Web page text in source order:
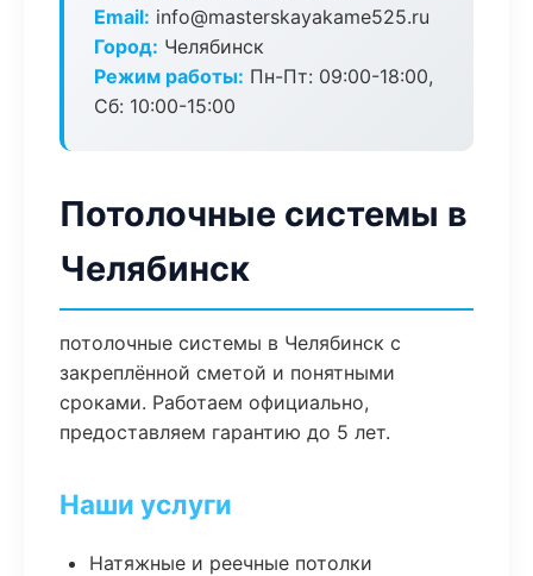
Email: info@masterskayakame525.ru
Город: Челябинск
Режим работы: Пн-Пт: 09:00-18:00,
Сб: 10:00-15:00
Потолочные системы в
Челябинск
потолочные системы в Челябинск с
закреплённой сметой и понятными
сроками. Работаем официально,
предоставляем гарантию до 5 лет.
Наши услуги
Натяжные и реечные потолки